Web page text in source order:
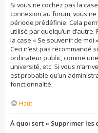
Si vous ne cochez pas la
connexion au forum, vous
période prédéfinie. Cela
utilisé par quelqu’un
la case « Se souvenir de moi
Ceci n’est pas recommandé
ordinateur public, comme
université, etc. Si vous
est probable qu’un
fonctionnalité.
Haut
À quoi sert « Supprimer les